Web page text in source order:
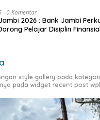
0 Komentar
2026 : Bank Jambi
Pelajar Disiplin
style gallery pada
pada widget recent post